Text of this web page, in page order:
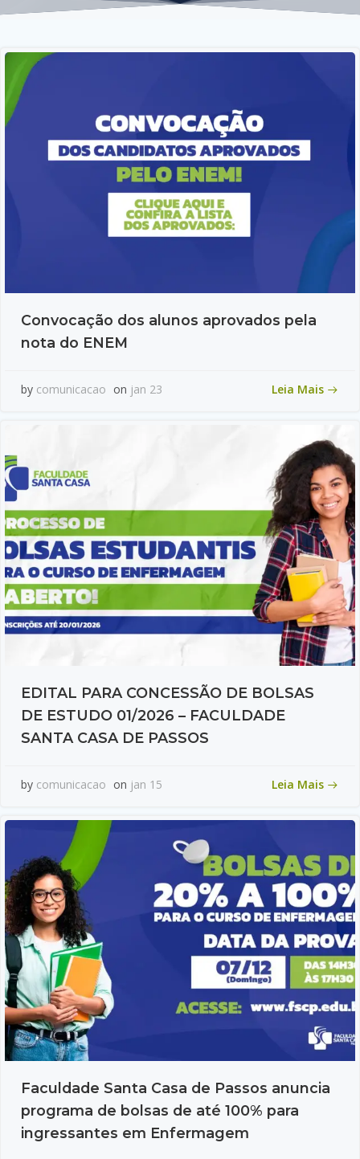
Convocação dos alunos aprovados pela
nota do ENEM
by comunicacao on jan 23 Leia Mais
EDITAL PARA CONCESSÃO DE BOLSAS
DE ESTUDO 01/2026 – FACULDADE
SANTA CASA DE PASSOS
by comunicacao on jan 15 Leia Mais
Faculdade Santa Casa de Passos anuncia
programa de bolsas de até 100% para
ingressantes em Enfermagem